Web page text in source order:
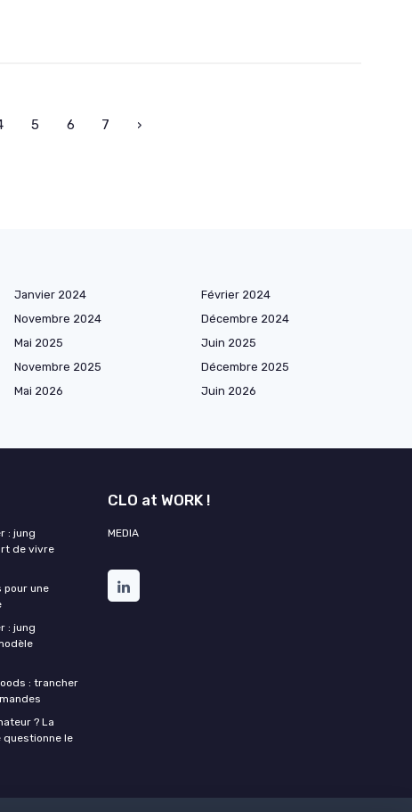
5 6 7 ›
Janvier 2024
Février 2024
Novembre 2024
Décembre 2024
Mai 2025
Juin 2025
Novembre 2025
Décembre 2025
Mai 2026
Juin 2026
: jung
de vivre
pour une
: jung
: trancher
? La
le
CLO at WORK !
MEDIA